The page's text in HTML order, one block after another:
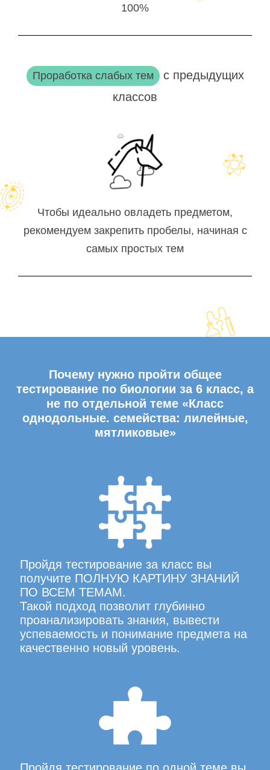
100%
Проработка слабых тем с предыдущих
классов
Чтобы идеально овладеть предметом,
рекомендуем закрепить пробелы, начиная с
самых простых тем
Почему нужно пройти общее
тестирование по биологии за 6 класс, а
не по отдельной теме «Класс
однодольные. семейства: лилейные,
мятликовые»
Пройдя тестирование за класс вы
получите ПОЛНУЮ КАРТИНУ ЗНАНИЙ
ПО ВСЕМ ТЕМАМ.
Такой подход позволит глубинно
проанализировать знания, вывести
успеваемость и понимание предмета на
качественно новый уровень.